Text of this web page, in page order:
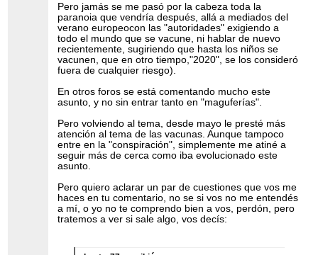
Pero jamás se me pasó por la cabeza toda la
paranoia que vendría después, allá a mediados del
verano europeocon las "autoridades" exigiendo a
todo el mundo que se vacune, ni hablar de nuevo
recientemente, sugiriendo que hasta los niños se
vacunen, que en otro tiempo,"2020", se los consideró
fuera de cualquier riesgo).
En otros foros se está comentando mucho este
asunto, y no sin entrar tanto en "maguferías".
Pero volviendo al tema, desde mayo le presté más
atención al tema de las vacunas. Aunque tampoco
entre en la "conspiración", simplemente me atiné a
seguir más de cerca como iba evolucionado este
asunto.
Pero quiero aclarar un par de cuestiones que vos me
haces en tu comentario, no se si vos no me entendés
a mí, o yo no te comprendo bien a vos, perdón, pero
tratemos a ver si sale algo, vos decís: